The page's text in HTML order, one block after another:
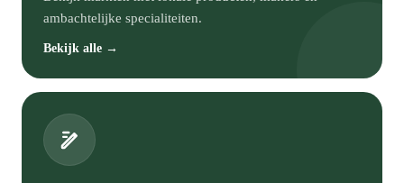
ambachtelijke specialiteiten.
Bekijk alle →